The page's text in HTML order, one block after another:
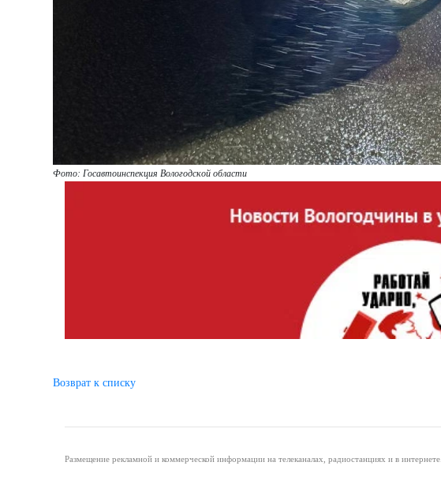
Фото: Госавтоинспекция Вологодской области
Возврат к списку
Размещение рекламной и коммерческой информации на телеканалах, радиостанциях и в интернете.